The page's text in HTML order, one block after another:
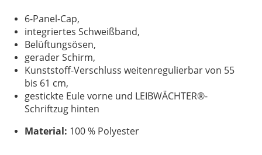
6-Panel-Cap,
integriertes Schweißband,
Belüftungsösen,
gerader Schirm,
Kunststoff-Verschluss weitenregulierbar von 55
bis 61 cm,
gestickte Eule vorne und LEIBWÄCHTER®-
Schriftzug hinten
Material: 100 % Polyester